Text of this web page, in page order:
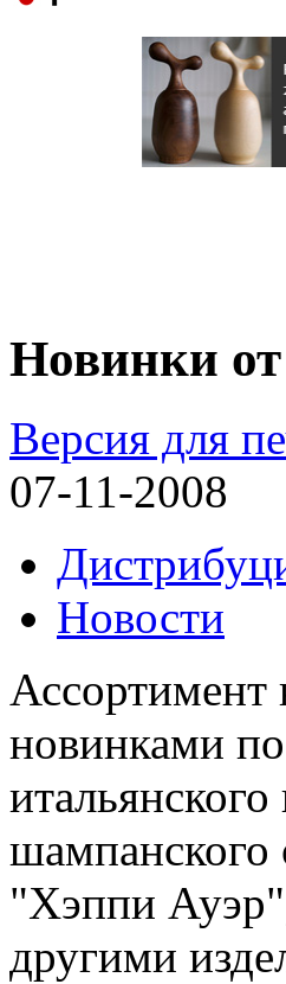
Новинки
Версия для
07-11-2008
Новости
Ассортимент
новинками
"Хэппи
другими